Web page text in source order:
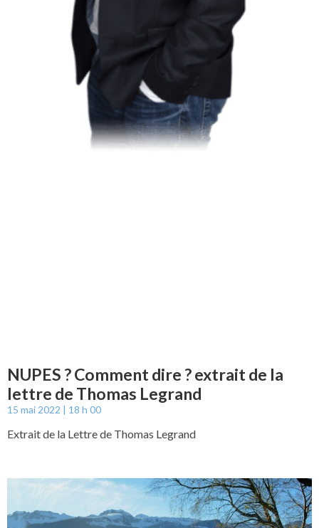
NUPES ? Comment dire ? extrait de la
lettre de Thomas Legrand
15 mai 2022 18 h 00
Extrait de la Lettre de Thomas Legrand